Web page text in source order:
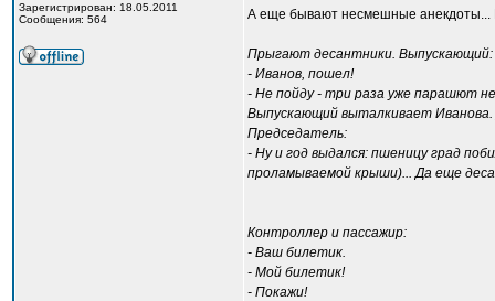
Зарегистрирован: 18.05.2011
Сообщения: 564
А еще бывают несмешные
Прыгают десантники. Выпускающий:
- Иванов, пошел!
- Не пойду - три раза уже парашют
Выпускающий выталкивает Иванова.
Председатель:
- Ну и год выдался: пшеницу град
проламываемой крыши)... Да еще
Контроллер и пассажир:
- Ваш билетик.
- Мой билетик!
- Покажи!